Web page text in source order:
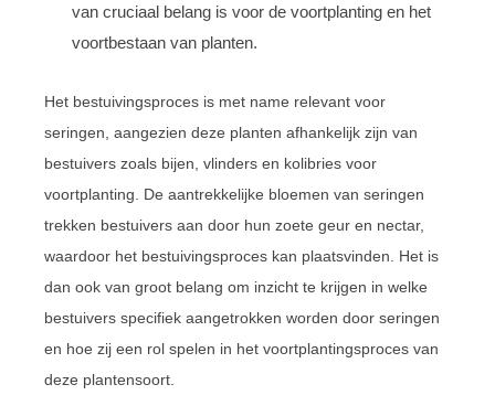
van cruciaal belang is voor de voortplanting en het
voortbestaan van planten.
Het bestuivingsproces is met name relevant voor
seringen, aangezien deze planten afhankelijk zijn van
bestuivers zoals bijen, vlinders en kolibries voor
voortplanting. De aantrekkelijke bloemen van seringen
trekken bestuivers aan door hun zoete geur en nectar,
waardoor het bestuivingsproces kan plaatsvinden. Het is
dan ook van groot belang om inzicht te krijgen in welke
bestuivers specifiek aangetrokken worden door seringen
en hoe zij een rol spelen in het voortplantingsproces van
deze plantensoort.